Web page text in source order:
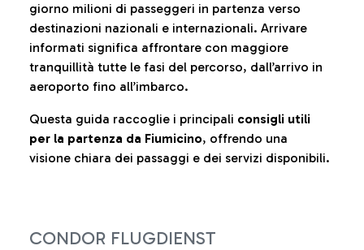
giorno milioni di passeggeri in partenza verso
destinazioni nazionali e internazionali. Arrivare
informati significa affrontare con maggiore
tranquillità tutte le fasi del percorso, dall’arrivo in
aeroporto fino all’imbarco.
Questa guida raccoglie i principali consigli utili
per la partenza da Fiumicino, offrendo una
visione chiara dei passaggi e dei servizi disponibili.
CONDOR FLUGDIENST